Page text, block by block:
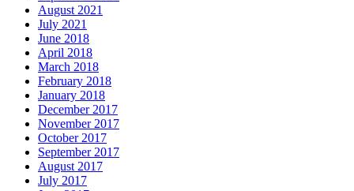
August 2021
July 2021
June 2018
April 2018
March 2018
February 2018
January 2018
December 2017
November 2017
October 2017
September 2017
August 2017
July 2017